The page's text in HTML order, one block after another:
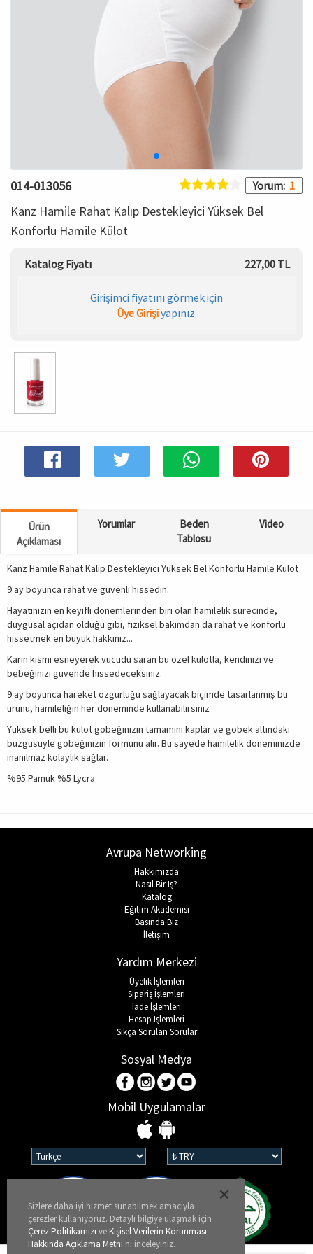
Sizlere daha iyi hizmet sunabilmek amacıyla
çerezler kullanıyoruz. Detaylı bilgiye ulaşmak için
Çerez Politikamızı ve Kişisel Verilerin Korunması
Hakkında Açıklama Metni'ni inceleyiniz.
014-013056 Yorum: 1
Kanz Hamile Rahat Kalıp Destekleyici Yüksek Bel
Konforlu Hamile Külot
Katalog Fiyatı 227,00 TL
Girişimci fiyatını görmek için
Üye Girişiyapınız.
Ürün
Açıklaması
Yorumlar
Beden
Tablosu
Video
Kanz Hamile Rahat Kalıp Destekleyici Yüksek Bel Konforlu Hamile Külot
9 ay boyunca rahat ve güvenli hissedin.
Hayatınızın en keyifli dönemlerinden biri olan hamilelik sürecinde,
duygusal açıdan olduğu gibi, fiziksel bakımdan da rahat ve konforlu
hissetmek en büyük hakkınız...
Karın kısmı esneyerek vücudu saran bu özel külotla, kendinizi ve
bebeğinizi güvende hissedeceksiniz.
9 ay boyunca hareket özgürlüğü sağlayacak biçimde tasarlanmış bu
ürünü, hamileliğin her döneminde kullanabilirsiniz
Yüksek belli bu külot göbeğinizin tamamını kaplar ve göbek altındaki
büzgüsüyle göbeğinizin formunu alır. Bu sayede hamilelik döneminizde
inanılmaz kolaylık sağlar.
%95 Pamuk %5 Lycra
Avrupa Networking
Hakkımızda
Nasıl Bir İş?
Katalog
Eğitim Akademisi
Basında Biz
İletişim
Yardım Merkezi
Üyelik İşlemleri
Sipariş İşlemleri
İade İşlemleri
Hesap İşlemleri
Sıkça Sorulan Sorular
Sosyal Medya
Mobil Uygulamalar
ŞORT
KADIN PLAJ GİYİM
KORSE
AKSESUAR